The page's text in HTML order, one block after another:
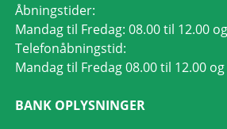
Åbningstider:
Mandag til Fredag: 08.00 til 12.00
Telefonåbningstid:
Mandag til Fredag 08.00 til 12.00
BANK OPLYSNINGER